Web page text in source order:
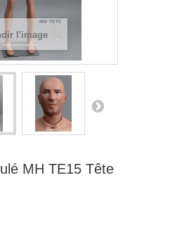
l'image
MH TE15 Tête